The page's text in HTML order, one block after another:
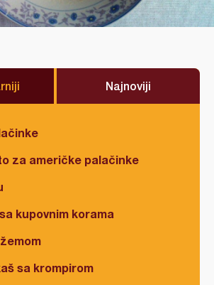
Najnoviji
za američke palačinke
kupovnim korama
sa krompirom